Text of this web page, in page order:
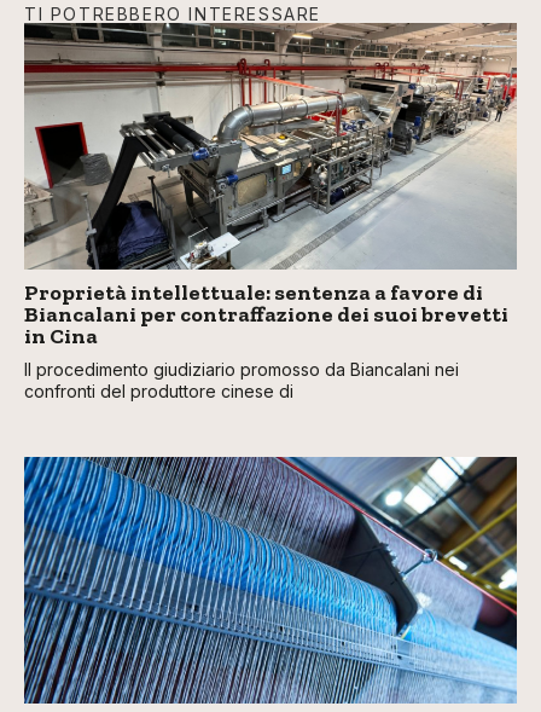
TI POTREBBERO INTERESSARE
Proprietà intellettuale: sentenza a favore di
Biancalani per contraffazione dei suoi brevetti
in Cina
Il procedimento giudiziario promosso da Biancalani nei
confronti del produttore cinese di